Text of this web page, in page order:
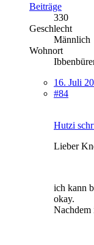
Beiträge
330
Geschlecht
Männlich
Wohnort
16. Juli
#84
Hutzi
Lieber
ich kann
okay.
Nachdem